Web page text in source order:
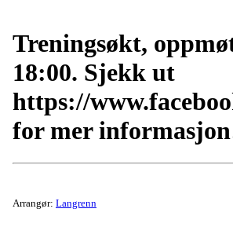
Treningsøkt,
18:00. Sjekk ut
https://
for mer
Arrangør: Langrenn